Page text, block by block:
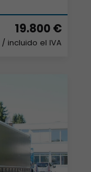
19.800 €
/ incluido el IVA